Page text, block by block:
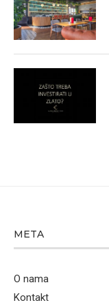
META
O nama
Kontakt